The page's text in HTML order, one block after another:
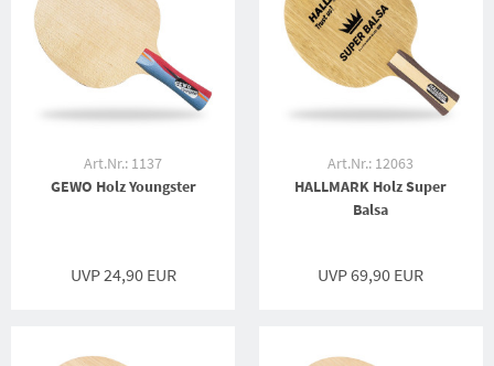
Art.Nr.: 1137
GEWO Holz Youngster
UVP 24,90 EUR
Art.Nr.: 12063
HALLMARK Holz Super
Balsa
UVP 69,90 EUR